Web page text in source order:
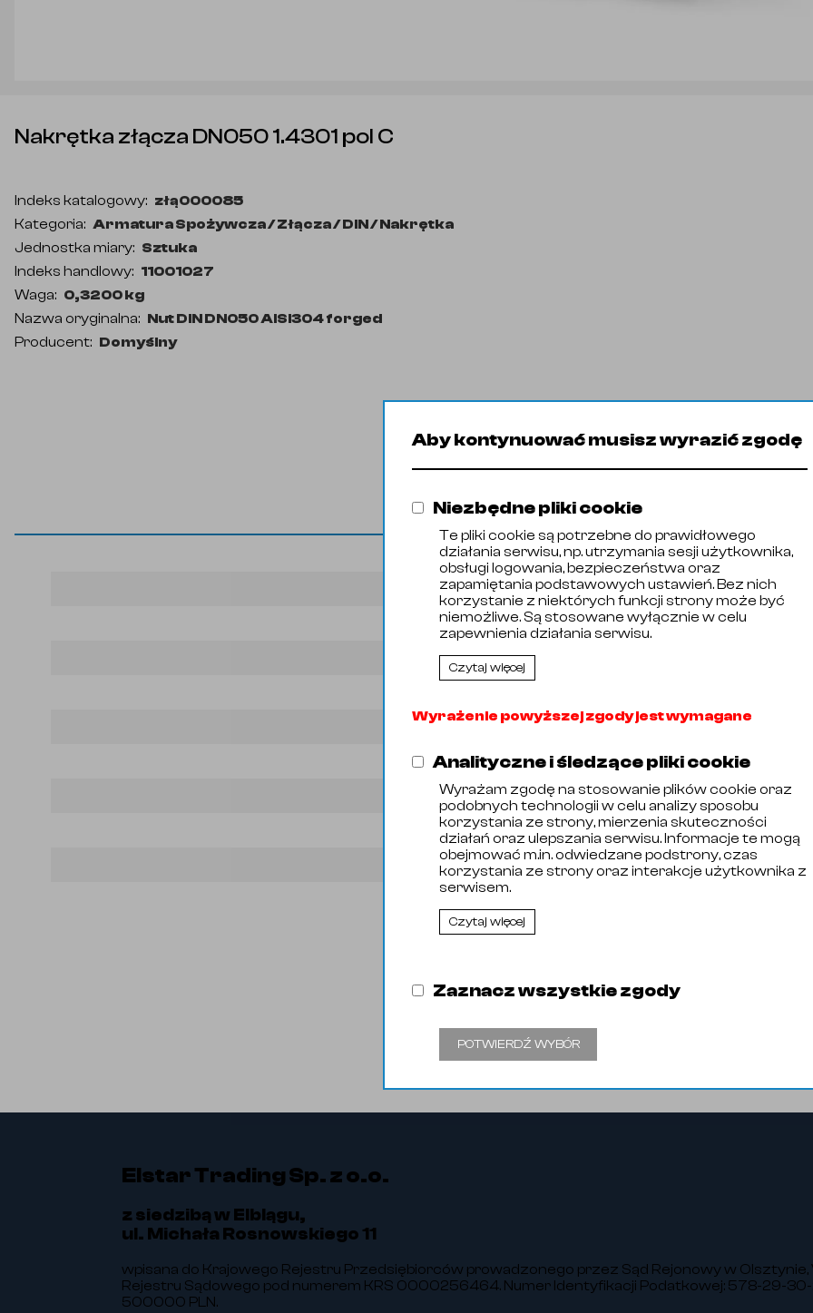
Nakrętka złącza DN050 1.4301 pol C
Indeks katalogowy: złą000085
Kategoria: Armatura Spożywcza / Złącza / DIN / Nakrętka
Jednostka miary: Sztuka
Indeks handlowy: 11001027
Waga: 0,3200 kg
Nazwa oryginalna: Nut DIN DN050 AISI304 forged
Producent: Domyślny
Parametry
Kod Celny 73181639
Wyróżnik 01si4
Lokalizacja 1.1.2
PKWIU 24.20.40.0
Podatek 23%
Identyfikator zewnętrzny 32218
Waga 0,3200 kg
Elstar Trading Sp. z o.o.
z siedzibą w Elblągu,
ul. Michała Rosnowskiego 11
wpisana do Krajowego Rejestru Przedsiębiorców prowadzonego przez Sąd Rejonowy w Olsztynie,
Rejestru Sądowego pod numerem KRS 0000256464. Numer Identyfikacji Podatkowej: 578-29-30-
500000 PLN.
Aby kontynuować musisz wyrazić zgodę
Niezbędne pliki cookie
Te pliki cookie są potrzebne do prawidłowego
działania serwisu, np. utrzymania sesji użytkownika,
obsługi logowania, bezpieczeństwa oraz
zapamiętania podstawowych ustawień. Bez nich
korzystanie z niektórych funkcji strony może być
niemożliwe. Są stosowane wyłącznie w celu
zapewnienia działania serwisu.
Czytaj więcej
Wyrażenie powyższej zgody jest wymagane
Analityczne i śledzące pliki cookie
Wyrażam zgodę na stosowanie plików cookie oraz
podobnych technologii w celu analizy sposobu
korzystania ze strony, mierzenia skuteczności
działań oraz ulepszania serwisu. Informacje te mogą
obejmować m.in. odwiedzane podstrony, czas
korzystania ze strony oraz interakcje użytkownika z
serwisem.
Czytaj więcej
Zaznacz wszystkie zgody
POTWIERDŹ WYBÓR